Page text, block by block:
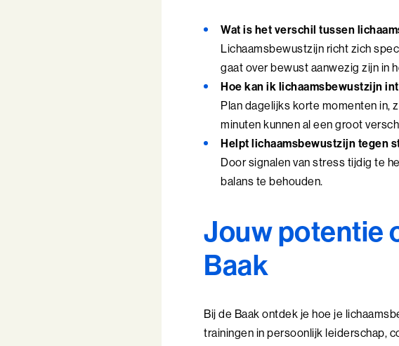
Wat is het verschil tussen
Lichaamsbewustzijn richt zich
gaat over bewust aanwezig zijn in
Hoe kan ik lichaamsbewustzijn
Plan dagelijks korte momenten in,
minuten kunnen al een groot
Helpt lichaamsbewustzijn tegen
Door signalen van stress tijdig te
balans te behouden.
Jouw potentie
Baak
Bij de Baak ontdek je hoe je
trainingen in persoonlijk leiderschap,